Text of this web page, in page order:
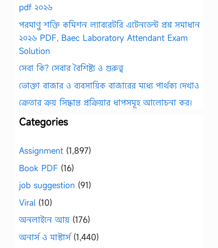
pdf ২০২৬
পরমাণু শক্তি কমিশন ল্যাবরেটরি এটেনডেন্ট প্রশ্ন সমাধান
২০২৬ PDF, Baec Laboratory Attendant Exam
Solution
সেবা কি? সেবার বৈশিষ্ট্য ও গুরুত্ব
ভোক্তা বাজার ও ব্যবসায়িক বাজারের মধ্যে পার্থক্য দেখাও
ক্রেতার ক্রয় সিদ্ধান্ত প্রক্রিয়ার ধাপসমূহ আলোচনা কর।
Categories
Assignment (1,897)
Book PDF (16)
job suggestion (91)
Viral (10)
অনলাইনে আয় (176)
অনার্স ও মাস্টার্স(1,440)